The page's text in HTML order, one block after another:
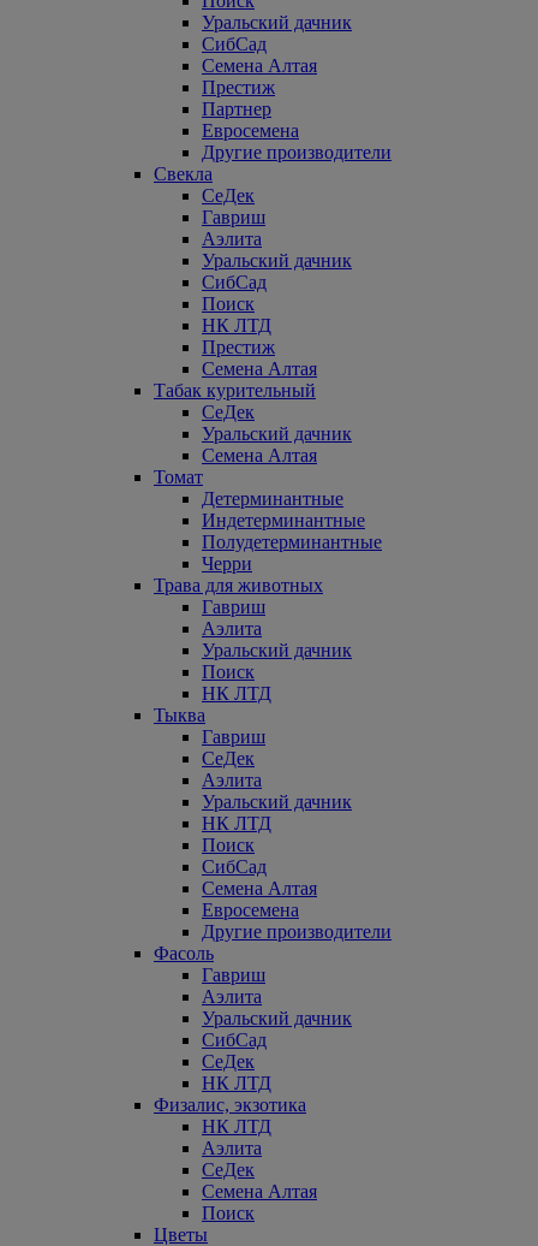
Уральский дачник
СибСад
Семена Алтая
Престиж
Партнер
Евросемена
Другие производители
Свекла
СеДек
Гавриш
Аэлита
Уральский дачник
СибСад
Поиск
НК ЛТД
Престиж
Семена Алтая
Табак курительный
СеДек
Уральский дачник
Семена Алтая
Томат
Детерминантные
Индетерминантные
Полудетерминантные
Черри
Трава для животных
Гавриш
Аэлита
Уральский дачник
Поиск
НК ЛТД
Тыква
Гавриш
СеДек
Аэлита
Уральский дачник
НК ЛТД
Поиск
СибСад
Семена Алтая
Евросемена
Другие производители
Фасоль
Гавриш
Аэлита
Уральский дачник
СибСад
СеДек
НК ЛТД
Физалис, экзотика
НК ЛТД
Аэлита
СеДек
Семена Алтая
Поиск
Цветы